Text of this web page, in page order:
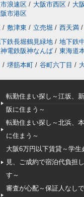
浪速区 / 大阪市西区 / 大
市港区
/ 敷津東 / 立売堀 / 西天満 /
鉄長堀鶴見緑地 / 地下鉄
電鉄阪神なんば / 東海道
/ 堺筋本町 / 谷町六丁目 /
転勤住まい探し～江坂、
阪に住まう～
転勤住まい探し～北浜、
に住まう～
大阪6万円以下賃貸～学生
見、ご成約で宿泊代負担
す～
審査が心配～保証人なし